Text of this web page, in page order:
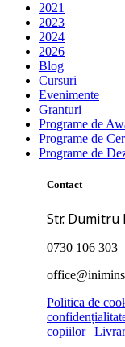
2021
2023
2024
2026
Blog
Cursuri
Evenimente
Granturi
Programe de
Programe de
Programe de
Contact
Str. Dumitru
0730 106 303
Politica de
copiilor|